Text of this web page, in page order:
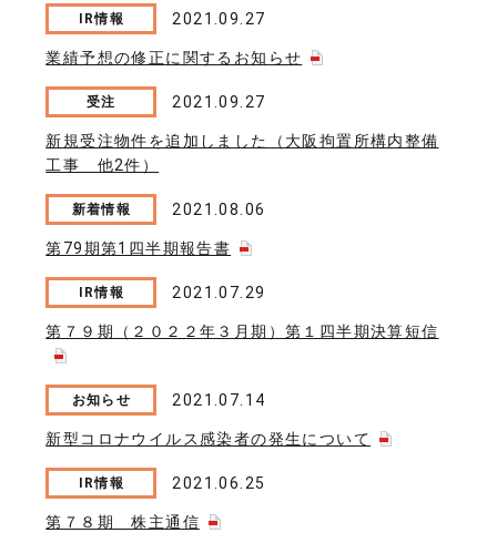
IR情報 2021.09.27
業績予想の修正に関するお知らせ
受注 2021.09.27
新規受注物件を追加しました（大阪拘置所構内整備
工事 他2件）
新着情報 2021.08.06
第79期第1四半期報告書
IR情報 2021.07.29
第７９期（２０２２年３月期）第１四半期決算短信
お知らせ 2021.07.14
新型コロナウイルス感染者の発生について
IR情報 2021.06.25
第７８期 株主通信